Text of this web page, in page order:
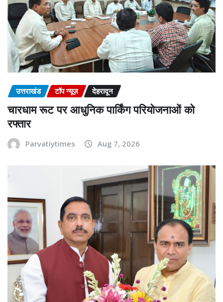
उत्तराखंड टॉप न्यूज़ देहरादून
चारधाम रूट पर आधुनिक पार्किंग परियोजनाओं को
रफ्तार
Parvatiytimes Aug 7, 2026